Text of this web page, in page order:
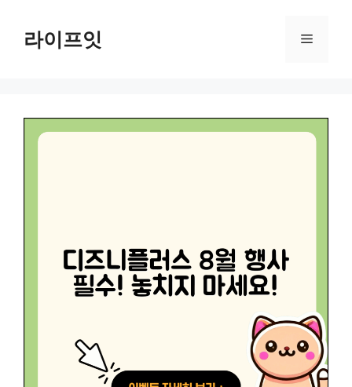
content라이프잇 Menu